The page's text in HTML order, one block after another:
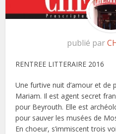
publié par
RENTREE LITTERAIRE 2016
Une furtive nuit d’amour et de
Mariam. Il est agent secret
pour Beyrouth. Elle est
pour sauver les musées de
En choeur, s’immiscent trois